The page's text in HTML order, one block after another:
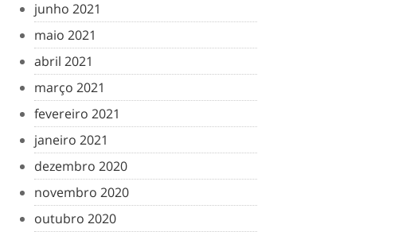
junho 2021
maio 2021
abril 2021
março 2021
fevereiro 2021
janeiro 2021
dezembro 2020
novembro 2020
outubro 2020